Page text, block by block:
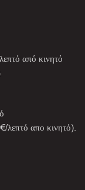
από κινητό
λεπτό απο κινητό).